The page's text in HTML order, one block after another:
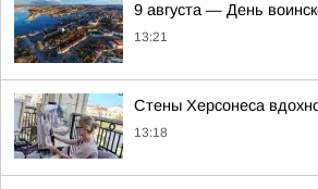
9 августа — День
13:21
Стены Херсонеса
13:18